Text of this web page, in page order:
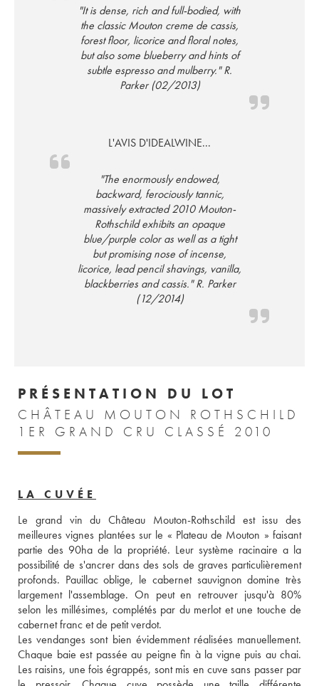
"It is dense, rich and full-bodied, with
the classic Mouton creme de cassis,
forest floor, licorice and floral notes,
but also some blueberry and hints of
subtle espresso and mulberry." R.
Parker (02/2013)
L'AVIS D'IDEALWINE...
"The enormously endowed,
backward, ferociously tannic,
massively extracted 2010 Mouton-
Rothschild exhibits an opaque
blue/purple color as well as a tight
but promising nose of incense,
licorice, lead pencil shavings, vanilla,
blackberries and cassis." R. Parker
(12/2014)
PRÉSENTATION DU LOT
CHÂTEAU MOUTON ROTHSCHILD
1ER GRAND CRU CLASSÉ 2010
LA CUVÉE
Le grand vin du Château Mouton-Rothschild est issu des
meilleures vignes plantées sur le « Plateau de Mouton » faisant
partie des 90ha de la propriété. Leur système racinaire a la
possibilité de s'ancrer dans des sols de graves particulièrement
profonds. Pauillac oblige, le cabernet sauvignon domine très
largement l'assemblage. On peut en retrouver jusqu'à 80%
selon les millésimes, complétés par du merlot et une touche de
cabernet franc et de petit verdot.
Les vendanges sont bien évidemment réalisées manuellement.
Chaque baie est passée au peigne fin à la vigne puis au chai.
Les raisins, une fois égrappés, sont mis en cuve sans passer par